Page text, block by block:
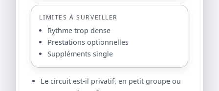
LIMITES À SURVEILLER
Rythme trop dense
Prestations optionnelles
Suppléments single
Le circuit est-il privatif, en petit groupe ou